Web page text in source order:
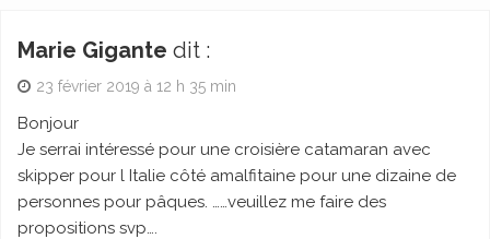
Marie Gigante dit :
23 février 2019 à 12 h 35 min
Bonjour
Je serrai intéressé pour une croisière catamaran avec
skipper pour l Italie côté amalfitaine pour une dizaine de
personnes pour pâques. ……veuillez me faire des
propositions svp….